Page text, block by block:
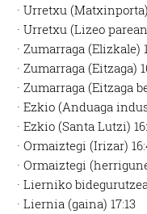
· Urretxu (Matxinporta)
· Urretxu (Lizeo
· Zumarraga (Elizkale)
· Zumarraga (Eitzaga)
· Zumarraga (Eitzaga
· Ezkio (Anduaga
· Ezkio (Santa Lutzi)
· Ormaiztegi (Irizar)
· Ormaiztegi
· Lierniko
· Liernia (gaina) 17:13